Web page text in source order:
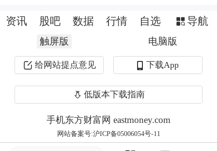
7号线建设中，施工团队实现超深地下
福路北延伸工程超大型独塔斜拉桥建造
中，项目团队在120分钟内，让重量达
4.8万吨的斜拉桥成功实现逆时针旋转
69.45度，转体精度控制在毫米级；在
资讯 股吧 数据 行情 自选 导航
触屏版 电脑版
给网站提点意见 下载App
低版本下载指南
手机东方财富网 eastmoney.com
网站备案号:沪ICP备05006054号-11